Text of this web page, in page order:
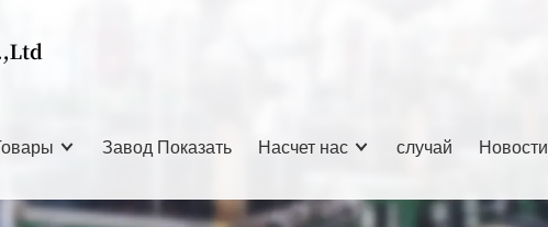
Завод Показать Насчет нас случай Новости